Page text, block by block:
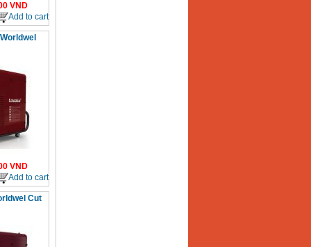
VND
Add to cart
VND
Add to cart
Cut